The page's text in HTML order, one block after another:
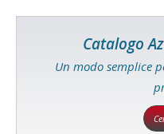
Catalogo
Un modo semplice